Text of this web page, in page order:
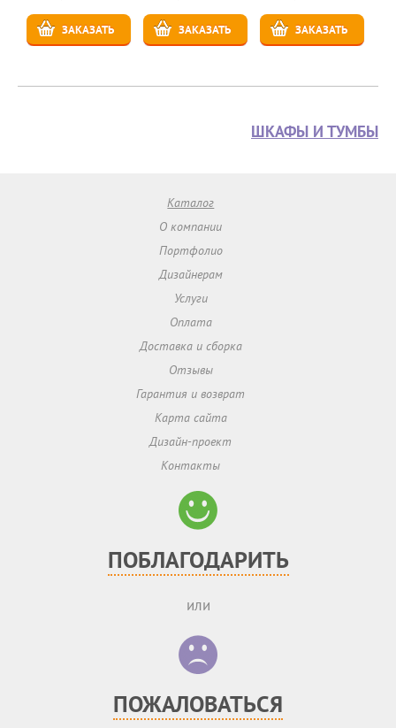
ЗАКАЗАТЬ ЗАКАЗАТЬ ЗАКАЗАТЬ
ШКАФЫ И ТУМБЫ
Каталог
О компании
Портфолио
Дизайнерам
Услуги
Оплата
Доставка и сборка
Отзывы
Гарантия и возврат
Карта сайта
Дизайн-проект
Контакты
ПОБЛАГОДАРИТЬ
или
ПОЖАЛОВАТЬСЯ